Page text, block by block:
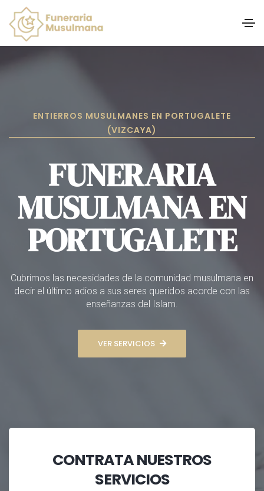
ENTIERROS MUSULMANES EN PORTUGALETE
(VIZCAYA)
FUNERARIA
MUSULMANA EN
PORTUGALETE
Cubrimos las necesidades de la comunidad musulmana en
decir el último adios a sus seres queridos acorde con las
enseñanzas del Islam.
VER SERVICIOS
CONTRATA NUESTROS
SERVICIOS